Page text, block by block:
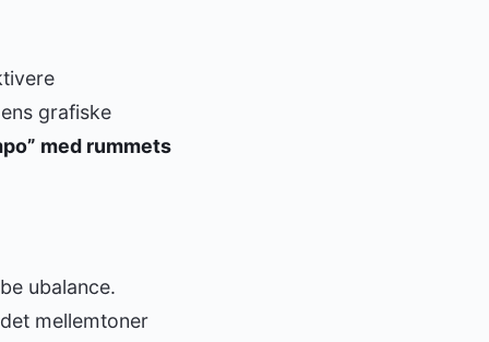
grafiske
med rummets
ubalance.
mellemtoner